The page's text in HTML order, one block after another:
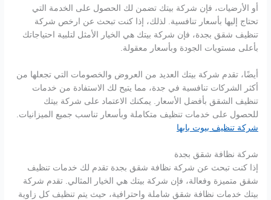
أو الأرضيات، فإن شركة بيتك تضمن لك الحصول على الخدمة التي
تحتاج إليها بأسعار تنافسية. لذلك، إذا كنت تبحث عن ارخص شركة
تنظيف شقق بجدة، فإن شركة بيتك هي الخيار الأمثل لتلبية احتياجاتك
بأعلى مستويات الجودة وبأسعار معقولة.
أيضًا، تقدم شركة بيتك العديد من العروض والخصومات التي تجعلها من
أكثر الشركات تنافسية في جدة، مما يتيح لك الاستفادة من خدمات
تنظيف الشقق بأفضل الأسعار. يمكنك الاعتماد على شركة بيتك
للحصول على خدمات تنظيف متكاملة وبأسعار تناسب جميع الميزانيات.
شركة تنظيف بيوت بابها
شركة نظافة شقق بجدة
إذا كنت تبحث عن شركة نظافة شقق بجدة تقدم لك خدمات تنظيف
شقق متميزة وفعالة، فإن شركة بيتك هي الخيار المثالي. تقدم شركة
بيتك خدمات نظافة شقق شاملة واحترافية، حيث يتم تنظيف كل زاوية